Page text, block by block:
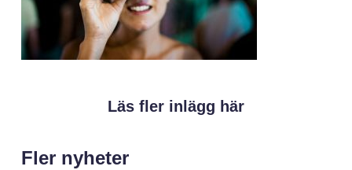
Läs fler inlägg här
Fler nyheter